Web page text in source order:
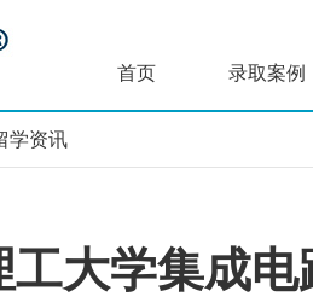
首页 录取案例
学资讯
工大学集成